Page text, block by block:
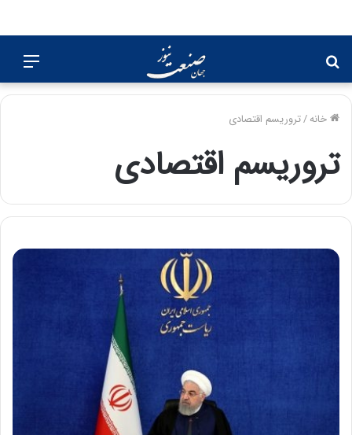
برای
خانه/تروریسم اقتصادی
تروریسم اقتصادی